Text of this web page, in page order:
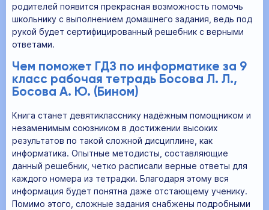
родителей появится прекрасная возможность помочь
школьнику с выполнением домашнего задания, ведь под
рукой будет сертифицированный решебник с верными
ответами.
Чем поможет ГДЗ по информатике за 9
класс рабочая тетрадь Босова Л. Л.,
Босова А. Ю. (Бином)
Книга станет девятикласснику надёжным помощником и
незаменимым союзником в достижении высоких
результатов по такой сложной дисциплине, как
информатика. Опытные методисты, составляющие
данный решебник, четко расписали верные ответы для
каждого номера из тетрадки. Благодаря этому вся
информация будет понятна даже отстающему ученику.
Помимо этого, сложные задания снабжены подробными